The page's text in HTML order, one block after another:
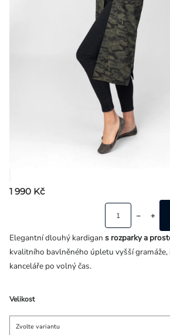
1 990 Kč
Velikost
Elegantní dlouhý kardigan s rozparky a
kvalitního bavlněného úpletu vyšší
kanceláře po volný čas.